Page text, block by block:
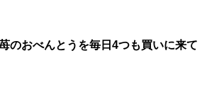
のおべんとうを毎日4つも買いに来て